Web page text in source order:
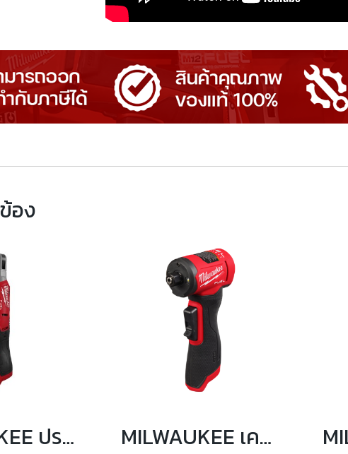
อง
MILWAUKEE ประแจบล็อกด้ามฟรี 1/2″ 108 Nm รุ่น M12 FIR12G2-0B0 MILWAUKEE เครื่องเจียรแกนหัวงอไร้สาย 12 โวลต์ รุ่น M12 FDGA2-0